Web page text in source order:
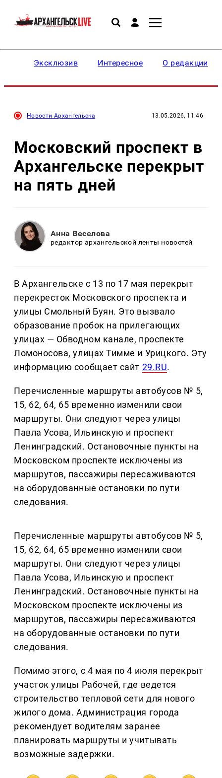
Эксклюзив Интересное О редакции
Новости Архангельска 13.05.2026, 11:46
Московский проспект в
Архангельске перекрыт
на пять дней
Анна Веселова
редактор архангельской ленты новостей
В Архангельске с 13 по 17 мая перекрыт
перекресток Московского проспекта и
улицы Смольный Буян. Это вызвало
образование пробок на прилегающих
улицах — Обводном канале, проспекте
Ломоносова, улицах Тимме и Урицкого. Эту
информацию сообщает сайт 29.RU.
Перечисленные маршруты автобусов № 5,
15, 62, 64, 65 временно изменили свои
маршруты. Они следуют через улицы
Павла Усова, Ильинскую и проспект
Ленинградский. Остановочные пункты на
Московском проспекте исключены из
маршрутов, пассажиры пересаживаются
на оборудованные остановки по пути
следования.
Перечисленные маршруты автобусов № 5,
15, 62, 64, 65 временно изменили свои
маршруты. Они следуют через улицы
Павла Усова, Ильинскую и проспект
Ленинградский. Остановочные пункты на
Московском проспекте исключены из
маршрутов, пассажиры пересаживаются
на оборудованные остановки по пути
следования.
Помимо этого, с 4 мая по 4 июля перекрыт
участок улицы Рабочей, где ведется
строительство тепловой сети для нового
жилого дома. Администрация города
рекомендует водителям заранее
планировать маршруты и учитывать
возможные задержки.